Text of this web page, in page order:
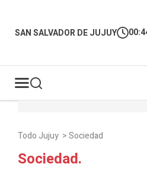
SAN SALVADOR DE JUJUY
Todo Jujuy >Sociedad
Sociedad.